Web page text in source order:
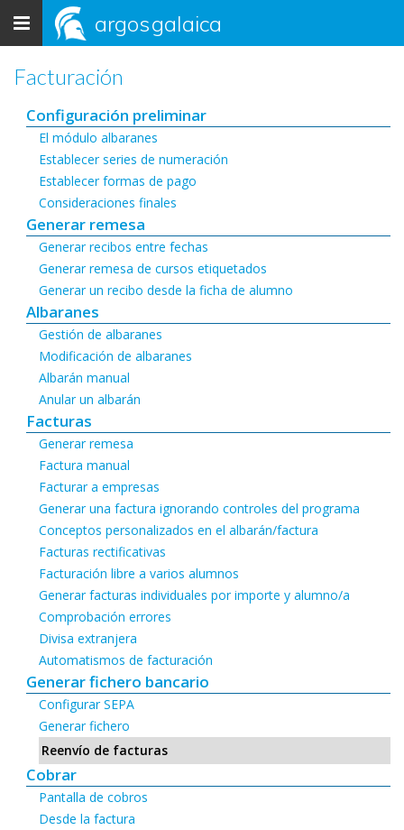
Toggle
navigation
argosgalaica
Facturación
Configuración preliminar
El módulo albaranes
Establecer series de numeración
Establecer formas de pago
Consideraciones finales
Generar remesa
Generar recibos entre fechas
Generar remesa de cursos etiquetados
Generar un recibo desde la ficha de alumno
Albaranes
Gestión de albaranes
Modificación de albaranes
Albarán manual
Anular un albarán
Facturas
Generar remesa
Factura manual
Facturar a empresas
Generar una factura ignorando controles del programa
Conceptos personalizados en el albarán/factura
Facturas rectificativas
Facturación libre a varios alumnos
Generar facturas individuales por importe y alumno/a
Comprobación errores
Divisa extranjera
Automatismos de facturación
Generar fichero bancario
Configurar SEPA
Generar fichero
Reenvío de facturas
Cobrar
Pantalla de cobros
Desde la factura